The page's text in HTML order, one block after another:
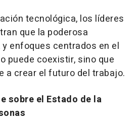
tecnológica, los líderes
que la poderosa
enfoques centrados en el
puede coexistir, sino que
a crear el futuro del trabajo.
sobre el Estado de la